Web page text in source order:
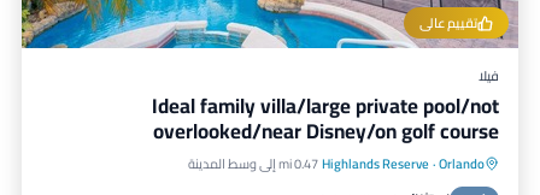
تقييم عالي
فيلا
Ideal family villa/large private pool/not
overlooked/near Disney/on golf course
Orlando
·
Highlands Reserve0.47 mi إلى وسط المدينة
مسبح خاص
حوض استحمام ساخن